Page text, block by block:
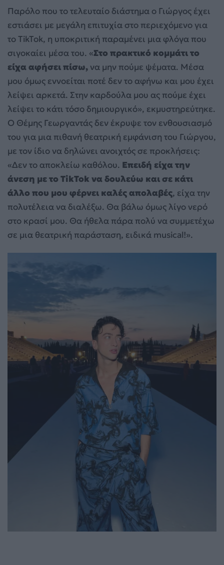
Παρόλο που το τελευταίο διάστημα ο Γιώργος έχει
εστιάσει με μεγάλη επιτυχία στο περιεχόμενο για
το TikTok, η υποκριτική παραμένει μια φλόγα που
σιγοκαίει μέσα του. «Στο πρακτικό κομμάτι το
είχα αφήσει πίσω, να μην πούμε ψέματα. Μέσα
μου όμως εννοείται ποτέ δεν το αφήνω και μου έχει
λείψει αρκετά. Στην καρδούλα μου ας πούμε έχει
λείψει το κάτι τόσο δημιουργικό», εκμυστηρεύτηκε.
Ο Θέμης Γεωργαντάς δεν έκρυψε τον ενθουσιασμό
του για μια πιθανή θεατρική εμφάνιση του Γιώργου,
με τον ίδιο να δηλώνει ανοιχτός σε προκλήσεις:
«Δεν το αποκλείω καθόλου. Επειδή είχα την
άνεση με το TikTok να δουλεύω και σε κάτι
άλλο που μου φέρνει καλές απολαβές, είχα την
πολυτέλεια να διαλέξω. Θα βάλω όμως λίγο νερό
στο κρασί μου. Θα ήθελα πάρα πολύ να συμμετέχω
σε μια θεατρική παράσταση, ειδικά musical!».